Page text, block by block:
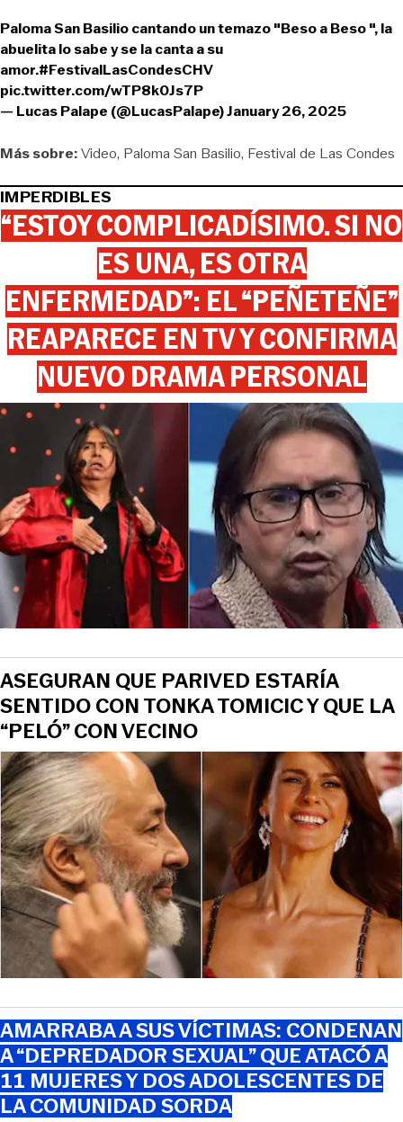
Paloma San Basilio cantando un temazo "Beso a Beso ", la
abuelita lo sabe y se la canta a su
amor.#FestivalLasCondesCHV
pic.twitter.com/wTP8k0Js7P
— Lucas Palape (@LucasPalape)January 26, 2025
Más sobre:Video Paloma San Basilio Festival de Las Condes
IMPERDIBLES
“ESTOY COMPLICADÍSIMO. SI NO
ES UNA, ES OTRA
ENFERMEDAD”: EL “PEÑETEÑE”
REAPARECE EN TV Y CONFIRMA
NUEVO DRAMA PERSONAL
ASEGURAN QUE PARIVED ESTARÍA
SENTIDO CON TONKA TOMICIC Y QUE LA
“PELÓ” CON VECINO
AMARRABA A SUS VÍCTIMAS: CONDENAN
A “DEPREDADOR SEXUAL” QUE ATACÓ A
11 MUJERES Y DOS ADOLESCENTES DE
LA COMUNIDAD SORDA